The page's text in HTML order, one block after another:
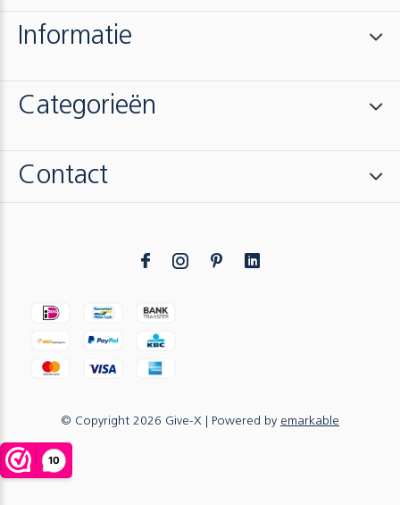
Informatie
Categorieën
Contact
© Copyright 2026 Give-X | Powered by emarkable